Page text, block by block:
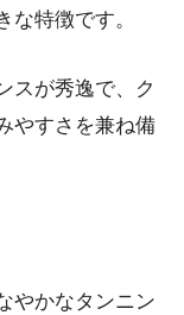
特徴です。
スが秀逸で、ク
やすさを兼ね備
やかなタンニン